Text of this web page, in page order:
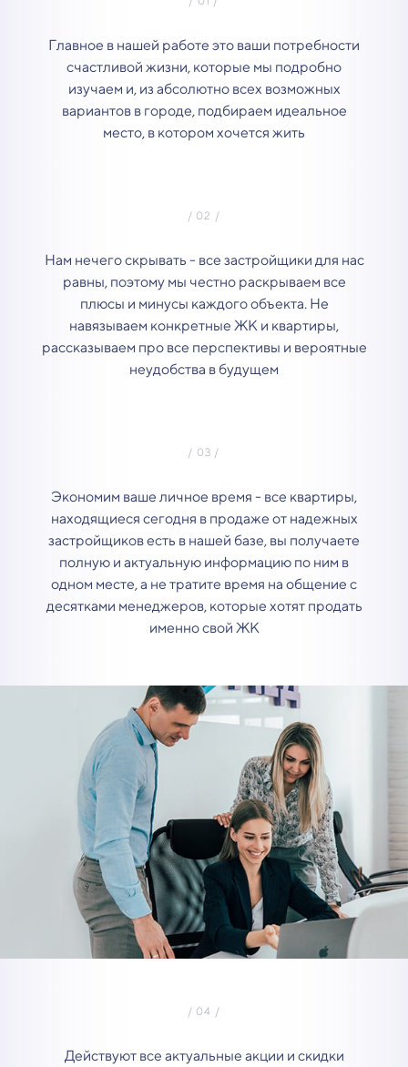
Главное в нашей работе это ваши потребности
счастливой жизни, которые мы подробно
изучаем и, из абсолютно всех возможных
вариантов в городе, подбираем идеальное
место, в котором хочется жить
Нам нечего скрывать - все застройщики для нас
равны, поэтому мы честно раскрываем все
плюсы и минусы каждого объекта. Не
навязываем конкретные ЖК и квартиры,
рассказываем про все перспективы и вероятные
неудобства в будущем
Экономим ваше личное время - все квартиры,
находящиеся сегодня в продаже от надежных
застройщиков есть в нашей базе, вы получаете
полную и актуальную информацию по ним в
одном месте, а не тратите время на общение с
десятками менеджеров, которые хотят продать
именно свой ЖК
Действуют все актуальные акции и скидки